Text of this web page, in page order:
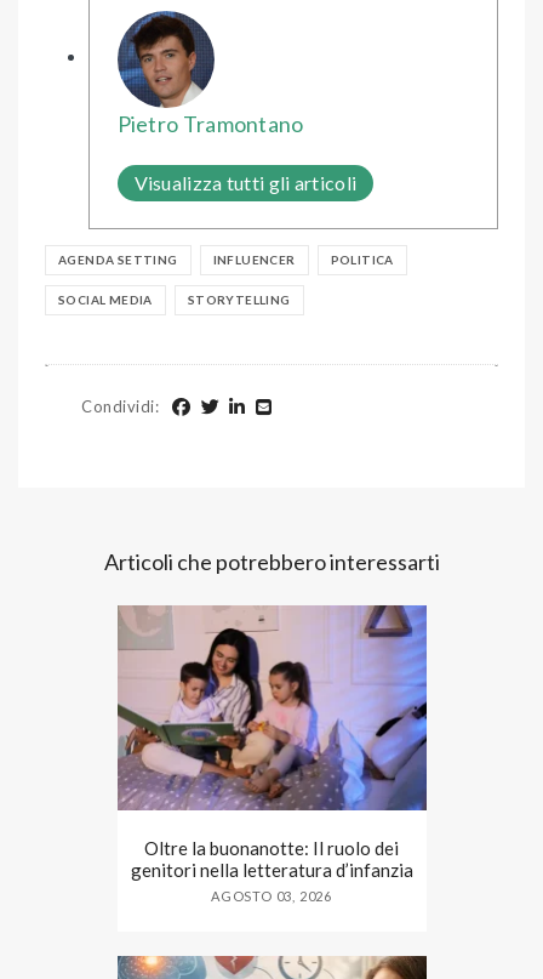
Pietro Tramontano
Visualizza tutti gli articoli
AGENDA SETTING INFLUENCER POLITICA
SOCIAL MEDIA STORYTELLING
Condividi:
Articoli che potrebbero interessarti
Oltre la buonanotte: Il ruolo dei
genitori nella letteratura d’infanzia
AGOSTO 03, 2026